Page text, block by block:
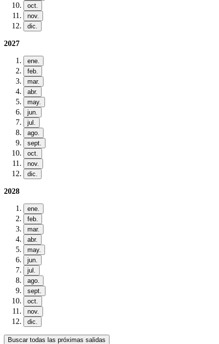
oct.
nov.
dic.
2027
ene.
feb.
mar.
abr.
may.
jun.
jul.
ago.
sept.
oct.
nov.
dic.
2028
ene.
feb.
mar.
abr.
may.
jun.
jul.
ago.
sept.
oct.
nov.
dic.
Buscar todas las próximas salidas